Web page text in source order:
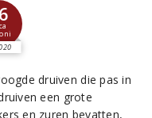
druiven die pas in
een grote
en zuren bevatten,